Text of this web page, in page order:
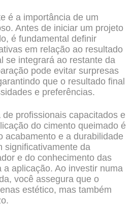
é a importância de um
Antes de iniciar um projeto
é fundamental definir
em relação ao resultado
se integrará ao restante da
pode evitar surpresas
que o resultado final
e preferências.
profissionais capacitados e
do cimento queimado é
acabamento e a durabilidade
significativamente da
e do conhecimento das
a aplicação. Ao investir numa
você assegura que o
estético, mas também